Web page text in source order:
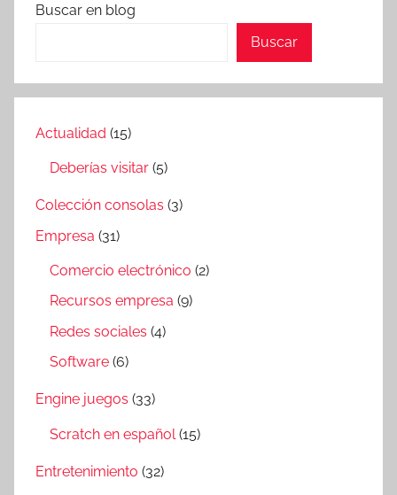
Buscar en blog
Buscar
Actualidad (15)
Deberías visitar (5)
Colección consolas (3)
Empresa (31)
Comercio electrónico (2)
Recursos empresa (9)
Redes sociales (4)
Software (6)
Engine juegos (33)
Scratch en español (15)
Entretenimiento (32)